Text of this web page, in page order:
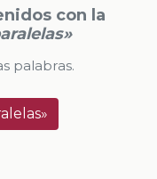
con la
palabras.